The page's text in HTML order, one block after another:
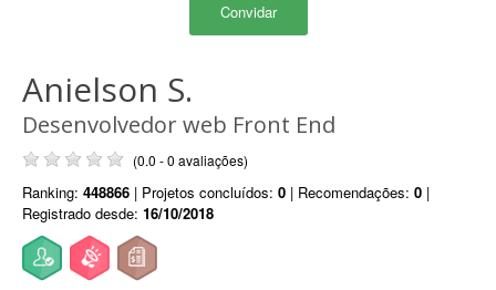
Convidar
Anielson S.
Desenvolvedor web Front End
(0.0 - 0 avaliações)
Ranking: 448866 | Projetos concluídos: 0 | Recomendações: 0 |
Registrado desde: 16/10/2018